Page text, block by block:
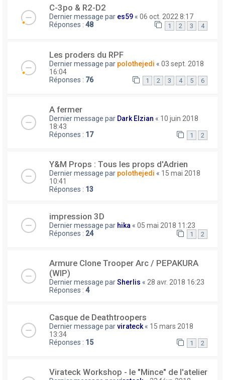
C-3po & R2-D2
Dernier message par es59 « 06 oct. 2022 8:17
Réponses : 48 1 2 3 4
Les proders du RPF
Dernier message par polothejedi « 03 sept. 2018
16:04
Réponses : 76 1 2 3 4 5 6
A fermer
Dernier message par Dark Elzian « 10 juin 2018
18:43
Réponses : 17 1 2
Y&M Props : Tous les props d'Adrien
Dernier message par polothejedi « 15 mai 2018
10:41
Réponses : 13
impression 3D
Dernier message par hika « 05 mai 2018 11:23
Réponses : 24 1 2
Armure Clone Trooper Arc / PEPAKURA
(WIP)
Dernier message parSherlis « 28 avr. 2018 16:23
Réponses : 4
Casque de Deathtroopers
Dernier message parvirateck« 15 mars 2018
13:34
Réponses : 15 1 2
Virateck Workshop - le "Mince" de l'atelier